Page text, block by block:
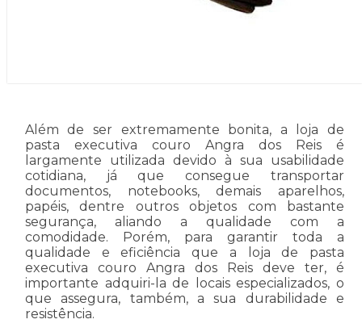
Além de ser extremamente bonita, a loja de
pasta executiva couro Angra dos Reis é
largamente utilizada devido à sua usabilidade
cotidiana, já que consegue transportar
documentos, notebooks, demais aparelhos,
papéis, dentre outros objetos com bastante
segurança, aliando a qualidade com a
comodidade. Porém, para garantir toda a
qualidade e eficiência que a loja de pasta
executiva couro Angra dos Reis deve ter, é
importante adquiri-la de locais especializados, o
que assegura, também, a sua durabilidade e
resistência.